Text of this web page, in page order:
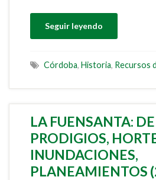
Seguir leyendo
Córdoba, Historia, Recursos
LA FUENSANTA: DE
PRODIGIOS,
INUNDACIONES,
PLANEAMIENTOS